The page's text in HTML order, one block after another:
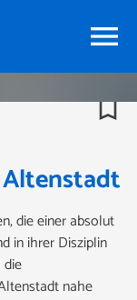
menu
bookmark_border
die einer absolut
in ihrer Disziplin
nahe